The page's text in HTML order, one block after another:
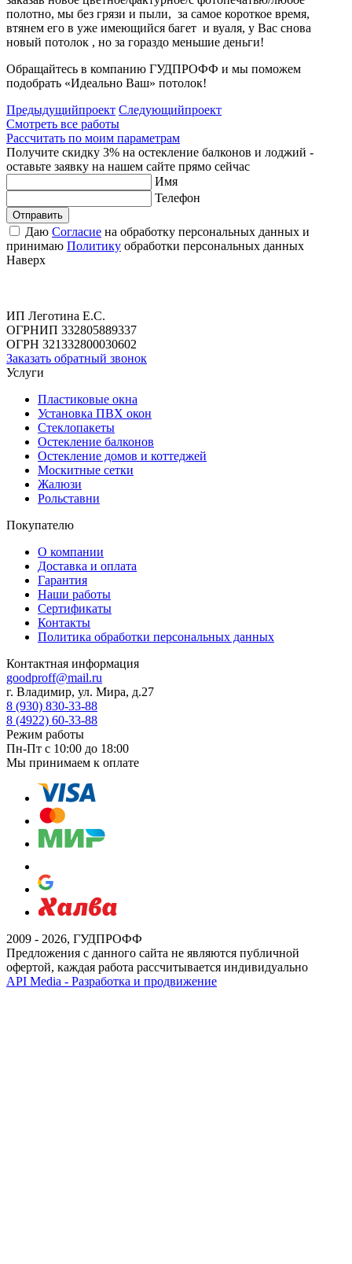
полотно, мы без грязи и пыли, за самое короткое время,
втянем его в уже имеющийся багет и вуаля, у Вас снова
новый потолок , но за гораздо меньшие деньги!
Обращайтесь в компанию ГУДПРОФФ и мы поможем
подобрать «Идеально Ваш» потолок!
Предыдущийпроект Следующийпроект
Смотреть все работы
Рассчитать по моим параметрам
Получите скидку 3% на остекление балконов и лоджий -
оставьте заявку на нашем сайте прямо сейчас
Имя
Телефон
Отправить
Даю Согласие на обработку персональных данных и
принимаю Политику обработки персональных данных
Наверх
ИП Леготина Е.С.
ОГРНИП 332805889337
ОГРН 321332800030602
Заказать обратный звонок
Услуги
Пластиковые окна
Установка ПВХ окон
Стеклопакеты
Остекление балконов
Остекление домов и коттеджей
Москитные сетки
Жалюзи
Рольставни
Покупателю
О компании
Доставка и оплата
Гарантия
Наши работы
Сертификаты
Контакты
Политика обработки персональных данных
Контактная информация
goodproff@mail.ru
г. Владимир, ул. Мира, д.27
8 (930) 830-33-88
8 (4922) 60-33-88
Режим работы
Пн-Пт с 10:00 до 18:00
Мы принимаем к оплате
2009 - 2026, ГУДПРОФФ
Предложения с данного сайта не являются публичной
офертой, каждая работа рассчитывается индивидуально
API Media - Разработка и продвижение